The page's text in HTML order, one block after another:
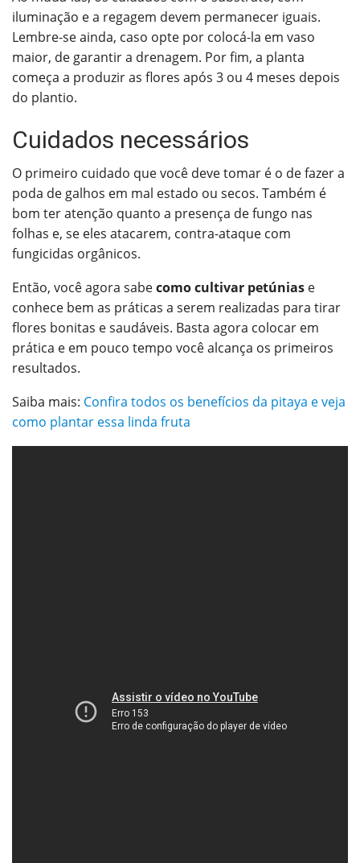
iluminação e a regagem devem permanecer iguais.
Lembre-se ainda, caso opte por colocá-la em vaso
maior, de garantir a drenagem. Por fim, a planta
começa a produzir as flores após 3 ou 4 meses depois
do plantio.
Cuidados necessários
O primeiro cuidado que você deve tomar é o de fazer a
poda de galhos em mal estado ou secos. Também é
bom ter atenção quanto a presença de fungo nas
folhas e, se eles atacarem, contra-ataque com
fungicidas orgânicos.
Então, você agora sabecomo cultivar petúnias e
conhece bem as práticas a serem realizadas para tirar
flores bonitas e saudáveis. Basta agora colocar em
prática e em pouco tempo você alcança os primeiros
resultados.
Saiba mais: Confira todos os benefícios da pitaya e veja
como plantar essa linda fruta